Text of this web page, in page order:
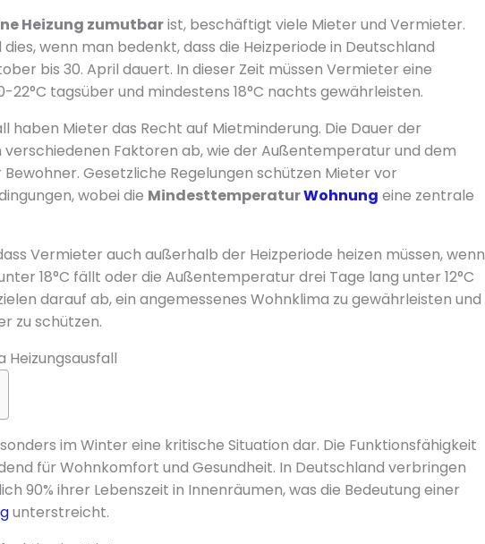
Heizung zumutbarist, beschäftigt viele Mieter und Vermieter.
wenn man bedenkt, dass die Heizperiode in Deutschland
bis 30. April dauert. In dieser Zeit müssen Vermieter eine
tagsüber und mindestens 18°C nachts gewährleisten.
haben Mieter das Recht auf Mietminderung. Die Dauer der
Faktoren ab, wie der Außentemperatur und dem
Gesetzliche Regelungen schützen Mieter vor
wobei die MindesttemperaturWohnung eine zentrale
Vermieter auch außerhalb der Heizperiode heizen müssen, wenn
18°C fällt oder die Außentemperatur drei Tage lang unter 12°C
darauf ab, ein angemessenes Wohnklima zu gewährleisten und
zu schützen.
Heizungsausfall
im Winter eine kritische Situation dar. Die Funktionsfähigkeit
für Wohnkomfort und Gesundheit. In Deutschland verbringen
90% ihrer Lebenszeit in Innenräumen, was die Bedeutung einer
unterstreicht.